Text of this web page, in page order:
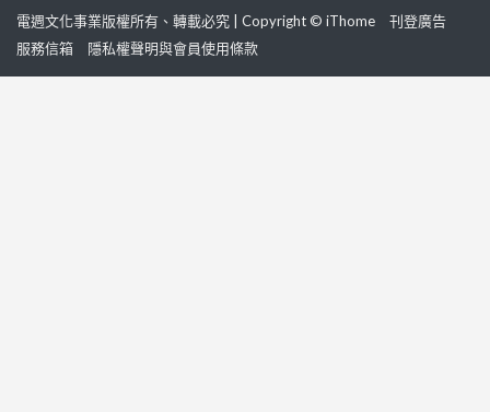
電週文化事業版權所有、轉載必究 | Copyright © iThome
刊登廣告
服務信箱
隱私權聲明與會員使用條款